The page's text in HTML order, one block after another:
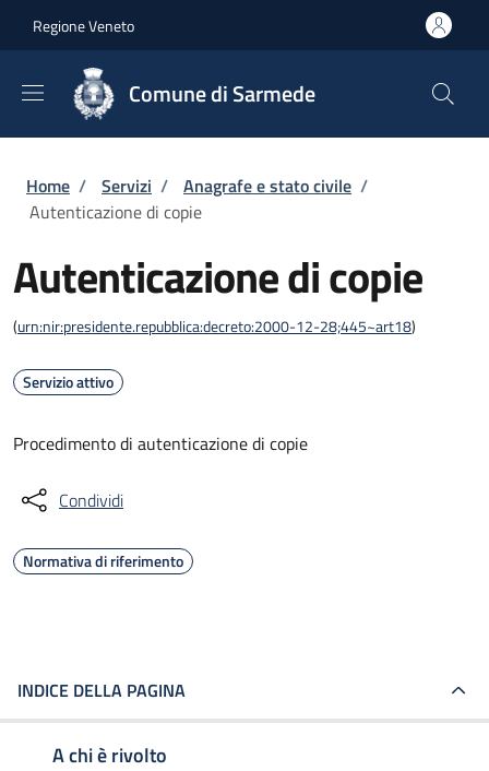
Regione Veneto
Comune di Sarmede
Briciole di pane
Home / Servizi / Anagrafe e stato civile /
Autenticazione di copie
Autenticazione di copie
(urn:nir:presidente.repubblica:decreto:2000-12-28;445~art18)
Servizio attivo
Procedimento di autenticazione di copie
Condividi
Normativa di riferimento
INDICE DELLA PAGINA
A chi è rivolto